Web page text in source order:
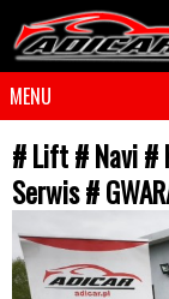
MENU
# Lift # Navi #
Serwis #